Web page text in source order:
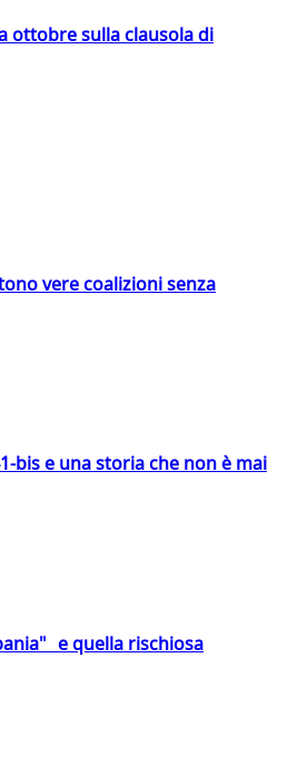
ottobre sulla clausola di
vere coalizioni senza
bis e una storia che non è mai
e quella rischiosa